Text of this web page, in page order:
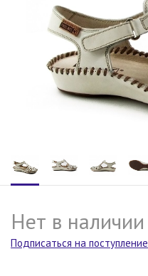
Нет в наличии
Подписаться на поступление